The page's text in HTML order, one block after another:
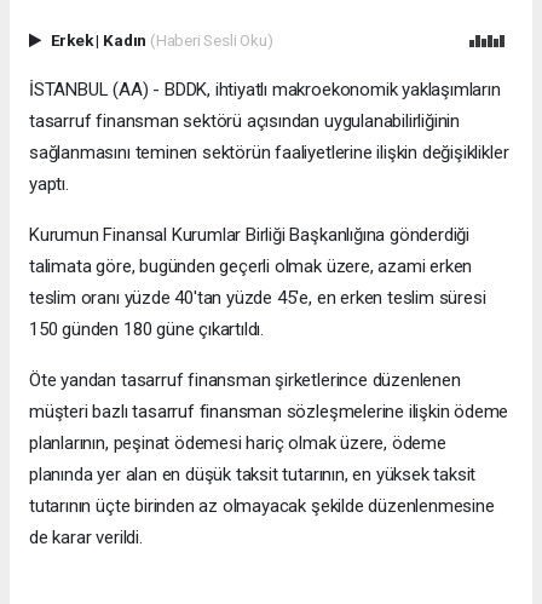
Erkek| Kadın (Haberi Sesli Oku)
İSTANBUL (AA) - BDDK, ihtiyatlı makroekonomik yaklaşımların
tasarruf finansman sektörü açısından uygulanabilirliğinin
sağlanmasını teminen sektörün faaliyetlerine ilişkin değişiklikler
yaptı.
Kurumun Finansal Kurumlar Birliği Başkanlığına gönderdiği
talimata göre, bugünden geçerli olmak üzere, azami erken
teslim oranı yüzde 40'tan yüzde 45'e, en erken teslim süresi
150 günden 180 güne çıkartıldı.
Öte yandan tasarruf finansman şirketlerince düzenlenen
müşteri bazlı tasarruf finansman sözleşmelerine ilişkin ödeme
planlarının, peşinat ödemesi hariç olmak üzere, ödeme
planında yer alan en düşük taksit tutarının, en yüksek taksit
tutarının üçte birinden az olmayacak şekilde düzenlenmesine
de karar verildi.